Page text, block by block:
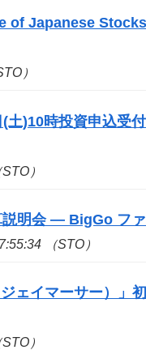
of Japanese
）
(土)10時投資申込受
）
説明会 — BigGo フ
（STO）
ェイマーサー）」
）